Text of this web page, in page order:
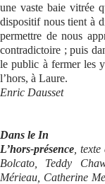
une vaste baie vitrée
dispositif nous tient à
permettre de nous
contradictoire ; puis
le public à fermer les
l’hors, à Laure.
Enric Dausset
Dans le In
L’hors-présence ,
Bolcato, Teddy
Mérieau, Catherine